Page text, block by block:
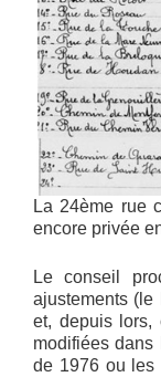
La 24ème rue
encore privée
Le conseil
ajustements (le
et, depuis lors,
modifiées dans
de 1976 ou les